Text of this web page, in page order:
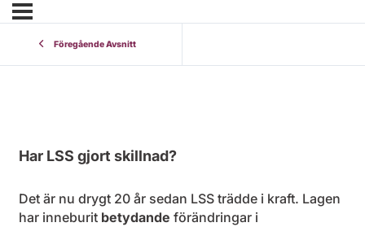
Föregående Avsnitt
Har LSS gjort skillnad?
Det är nu drygt 20 år sedan LSS trädde i kraft. Lagen
har inneburit betydande förändringar i